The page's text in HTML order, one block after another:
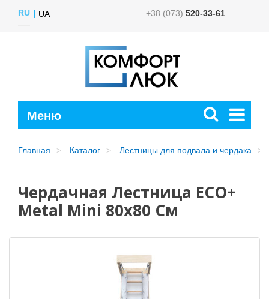
RU UA +38 (073) 520-33-61
Главная Каталог Лестницы для подвала и чердака
Чердачная Лестница ECO+
Metal Mini 80х80 См